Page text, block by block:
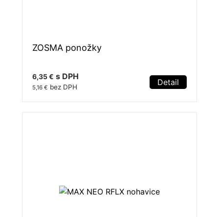
ZOSMA ponožky
6,35 € s DPH
5,16 € bez DPH Detail